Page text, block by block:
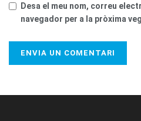
Desa el meu nom, correu
navegador per a la pròxima